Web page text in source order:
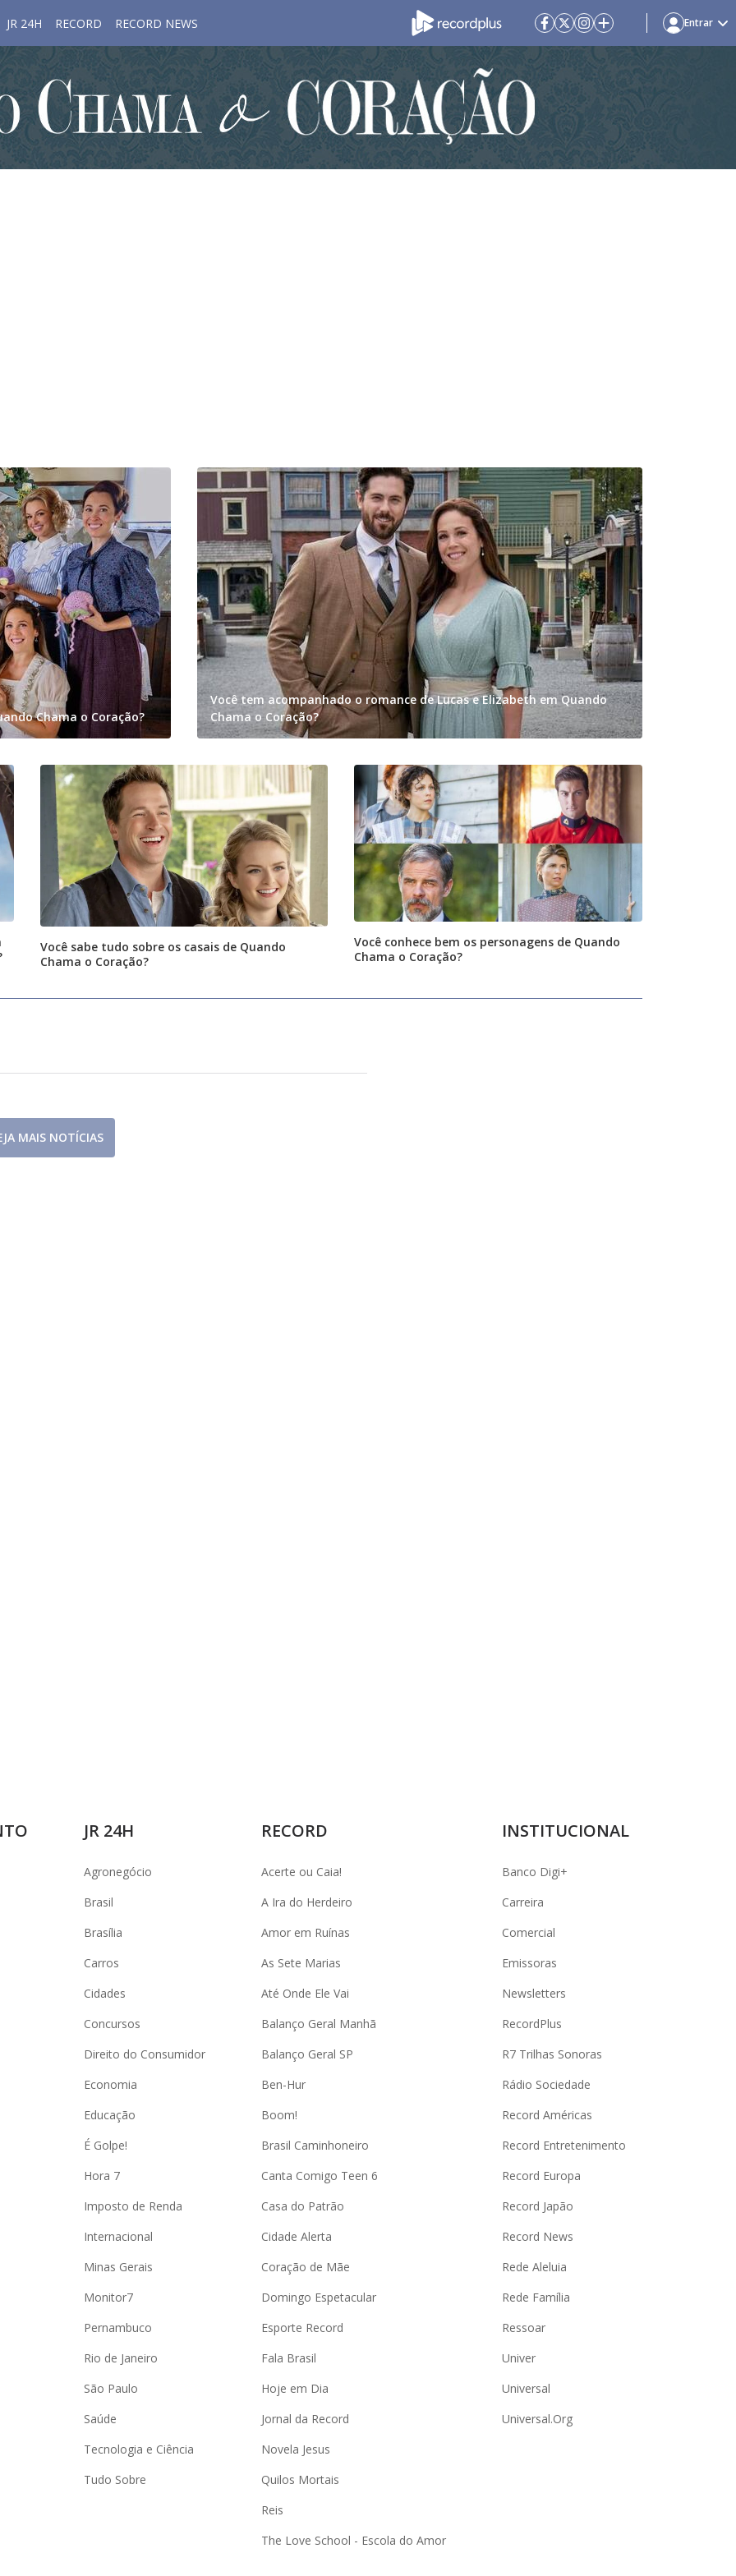
JR 24H RECORD RECORD NEWS Entrar
Chama o Coração?
Você tem acompanhado o romance de Lucas e Elizabeth em Quando
Chama o Coração?
Você sabe tudo sobre os casais de Quando
Chama o Coração?
Você conhece bem os personagens de Quando
Chama o Coração?
MAIS NOTÍCIAS
JR 24H
Agronegócio
Brasil
Brasília
Carros
Cidades
Concursos
Direito do Consumidor
Economia
Educação
É Golpe!
Hora 7
Imposto de Renda
Internacional
Minas Gerais
Monitor7
Pernambuco
Rio de Janeiro
São Paulo
Saúde
Tecnologia e Ciência
Tudo Sobre
RECORD
Acerte ou Caia!
A Ira do Herdeiro
Amor em Ruínas
As Sete Marias
Até Onde Ele Vai
Balanço Geral Manhã
Balanço Geral SP
Ben-Hur
Boom!
Brasil Caminhoneiro
Canta Comigo Teen 6
Casa do Patrão
Cidade Alerta
Coração de Mãe
Domingo Espetacular
Esporte Record
Fala Brasil
Hoje em Dia
Jornal da Record
Novela Jesus
Quilos Mortais
Reis
The Love School - Escola do Amor
INSTITUCIONAL
Banco Digi+
Carreira
Comercial
Emissoras
Newsletters
RecordPlus
R7 Trilhas Sonoras
Rádio Sociedade
Record Américas
Record Entretenimento
Record Europa
Record Japão
Record News
Rede Aleluia
Rede Família
Ressoar
Univer
Universal
Universal.Org